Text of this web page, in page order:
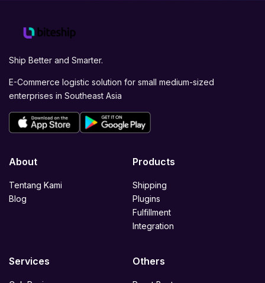
Ship Better and Smarter.
E-Commerce logistic solution for small medium-sized
enterprises in Southeast Asia
About
Tentang Kami
Blog
Products
Shipping
Plugins
Fulfillment
Integration
Services Others